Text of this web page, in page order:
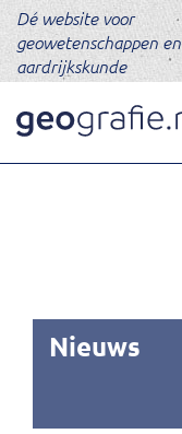
Dé website voor
geowetenschappen en
aardrijkskunde
Nieuws